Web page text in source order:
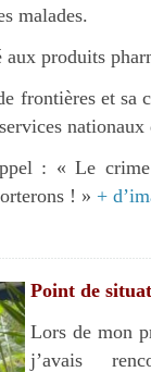
malades.
produits
frontières et sa
: « Le
! » +
Point de
Lors de mon
j’avais